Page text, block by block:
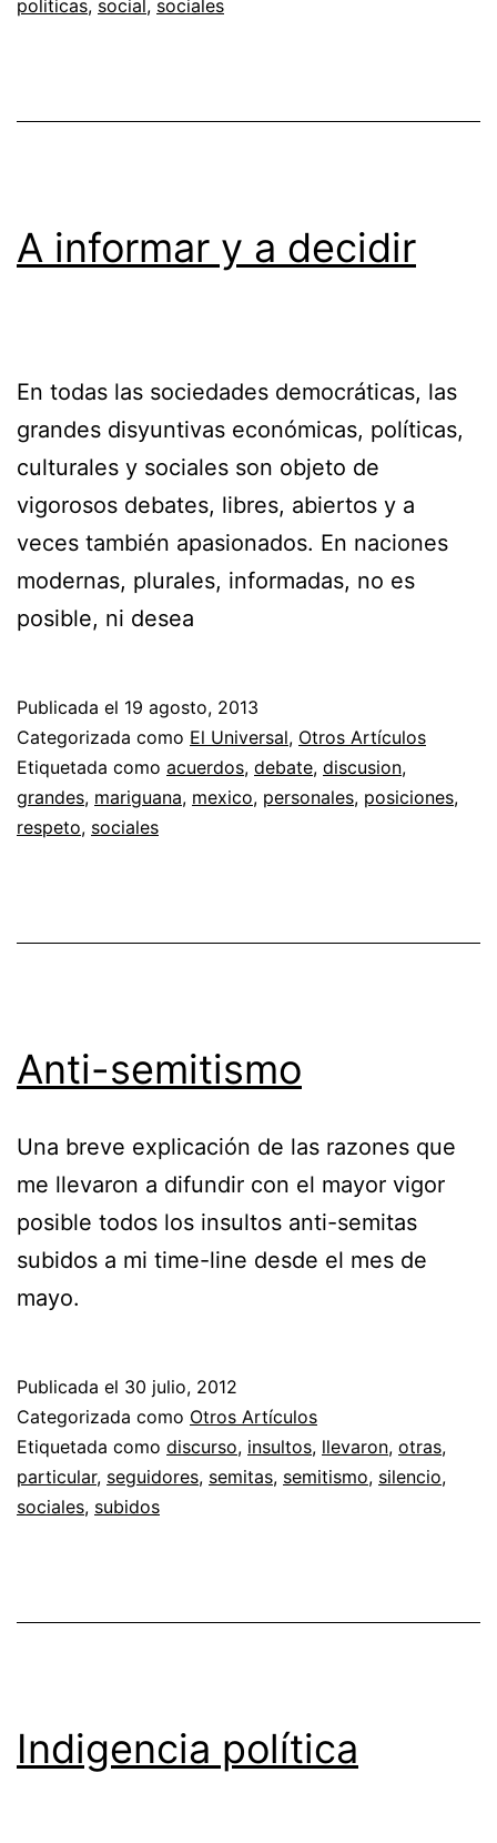
politicas, social, sociales
A informar y a decidir
En todas las sociedades democráticas, las
grandes disyuntivas económicas, políticas,
culturales y sociales son objeto de
vigorosos debates, libres, abiertos y a
veces también apasionados. En naciones
modernas, plurales, informadas, no es
posible, ni desea
Publicada el 19 agosto, 2013
Categorizada como El Universal, Otros Artículos
Etiquetada como acuerdos, debate, discusion,
grandes, mariguana, mexico, personales, posiciones,
respeto, sociales
Anti-semitismo
Una breve explicación de las razones que
me llevaron a difundir con el mayor vigor
posible todos los insultos anti-semitas
subidos a mi time-line desde el mes de
mayo.
Publicada el 30 julio, 2012
Categorizada como Otros Artículos
Etiquetada como discurso, insultos, llevaron, otras,
particular, seguidores, semitas, semitismo, silencio,
sociales, subidos
Indigencia política